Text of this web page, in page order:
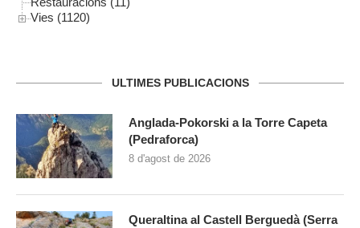
Vies (1120)
ULTIMES PUBLICACIONS
Anglada-Pokorski a la Torre Capeta
(Pedraforca)
8 d'agost de 2026
Queraltina al Castell Berguedà (Serra